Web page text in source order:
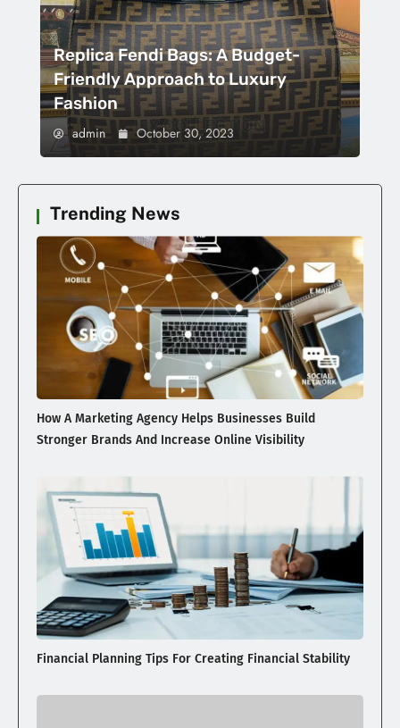
Replica Fendi Bags: A Budget-
Friendly Approach to Luxury
Fashion
admin October 30, 2023
Trending News
How A Marketing Agency Helps Businesses Build
Stronger Brands And Increase Online Visibility
Financial Planning Tips For Creating Financial Stability